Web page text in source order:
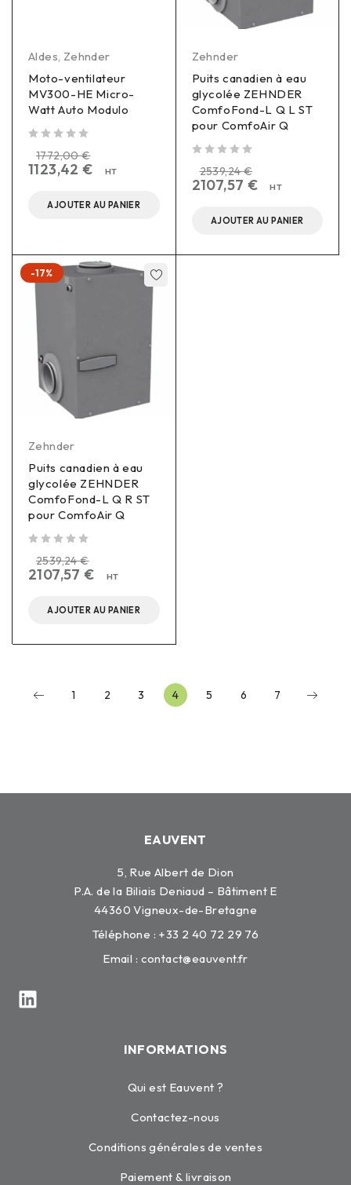
Aldes, Zehnder
Moto-ventilateur
MV300-HE Micro-
Watt Auto Modulo
1772,00€
1123,42€ HT
AJOUTER AU PANIER
Zehnder
Puits canadien à eau
glycolée ZEHNDER
ComfoFond-L Q L ST
pour ComfoAir Q
2539,24€
2107,57 € HT
AJOUTER AU PANIER
-17%
Zehnder
Puits canadien à eau
glycolée ZEHNDER
ComfoFond-L Q R ST
pour ComfoAir Q
2539,24€
2107,57€ HT
AJOUTER AU PANIER
1 2 3 4 5 6 7
EAUVENT
5, Rue Albert de Dion
P.A. de la Biliais Deniaud – Bâtiment E
44360 Vigneux-de-Bretagne
Téléphone : +33 2 40 72 29 76
Email : contact@eauvent.fr
INFORMATIONS
Qui est Eauvent ?
Contactez-nous
Conditions générales de ventes
Paiement & livraison